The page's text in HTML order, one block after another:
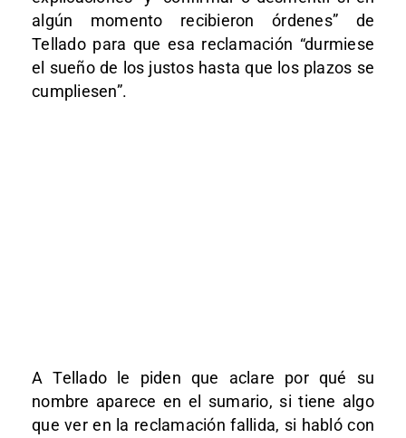
algún momento recibieron órdenes” de
Tellado para que esa reclamación “durmiese
el sueño de los justos hasta que los plazos se
cumpliesen”.
A Tellado le piden que aclare por qué su
nombre aparece en el sumario, si tiene algo
que ver en la reclamación fallida, si habló con